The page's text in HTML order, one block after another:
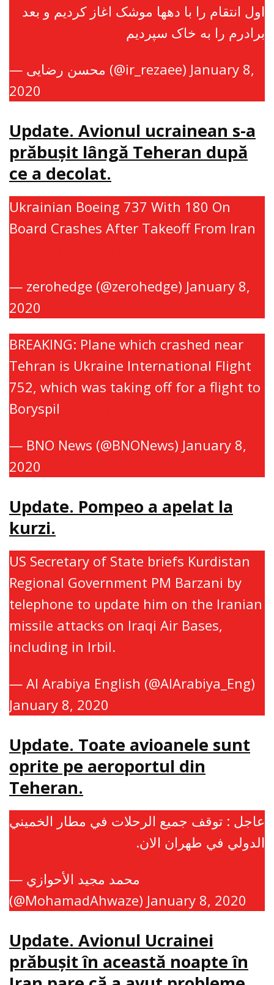
اول انتقام را با دهها موشک اغاز کردیم و بعد
برادرم را به خاک سپردیم
— محسن رضایی (@ir_rezaee) January 8,
2020
Update. Avionul ucrainean s-a
prăbuşit lângă Teheran după
ce a decolat.
Ukrainian Boeing 737 With 180 On
Board Crashes After Takeoff From Iran
— zerohedge (@zerohedge) January 8,
2020
BREAKING: Plane which crashed near
Tehran is Ukraine International Flight
752, which was taking off for a flight to
Boryspil
— BNO News (@BNONews) January 8,
2020
Update. Pompeo a apelat la
kurzi.
US Secretary of State briefs Kurdistan
Regional Government PM Barzani by
telephone to update him on the Iranian
missile attacks on Iraqi Air Bases,
including in Irbil.
— Al Arabiya English (@AlArabiya_Eng)
January 8, 2020
Update. Toate avioanele sunt
oprite pe aeroportul din
Teheran.
عاجل : توقف جميع الرحلات في مطار الخميني
الدولي في طهران الان.
— محمد مجيد الأحوازي
(@MohamadAhwaze) January 8, 2020
Update. Avionul Ucrainei
prăbuşit în această noapte în